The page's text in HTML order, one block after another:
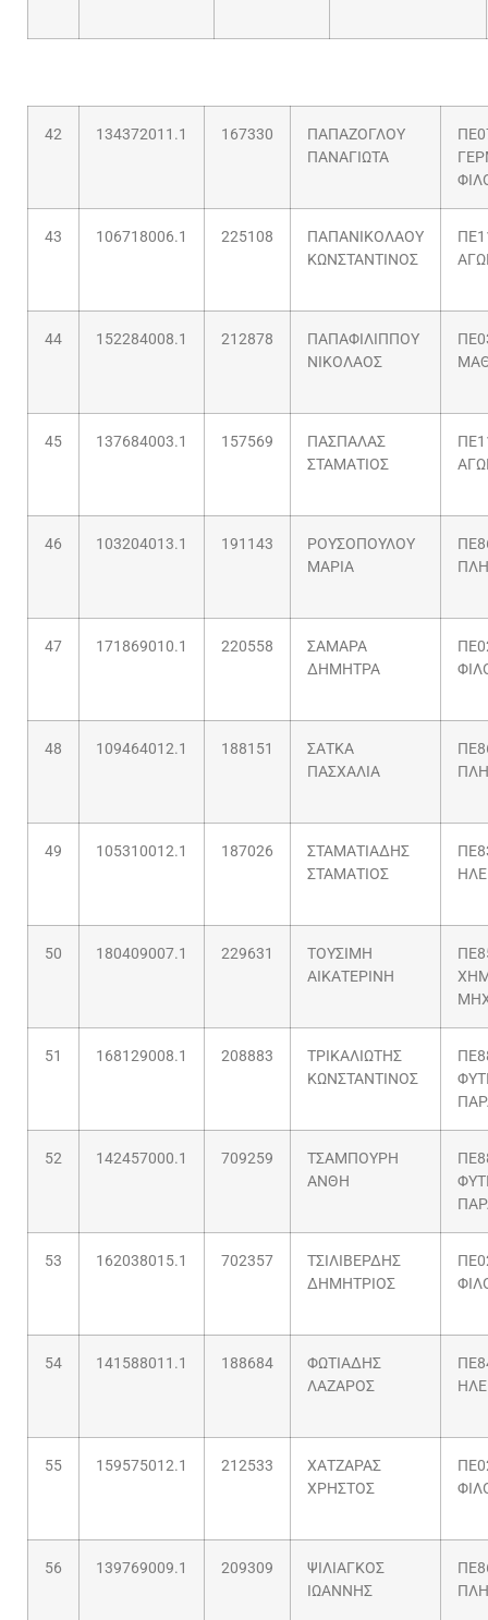
42 134372011.1 167330
ΠΑΠΑΖΟΓΛΟΥ
ΠΑΝΑΓΙΩΤΑ
43 106718006.1 225108
ΠΑΠΑΝΙΚΟΛΑΟΥ
ΚΩΝΣΤΑΝΤΙΝΟΣ
44 152284008.1 212878
ΠΑΠΑΦΙΛΙΠΠΟΥ
ΝΙΚΟΛΑΟΣ
45 137684003.1 157569
ΠΑΣΠΑΛΑΣ
ΣΤΑΜΑΤΙΟΣ
46 103204013.1 191143
ΡΟΥΣΟΠΟΥΛΟΥ
ΜΑΡΙΑ
47 171869010.1 220558
ΣΑΜΑΡΑ
ΔΗΜΗΤΡΑ
48 109464012.1 188151
ΣΑΤΚΑ
ΠΑΣΧΑΛΙΑ
49 105310012.1 187026
ΣΤΑΜΑΤΙΑΔΗΣ
ΣΤΑΜΑΤΙΟΣ
50 180409007.1 229631
ΤΟΥΣΙΜΗ
ΑΙΚΑΤΕΡΙΝΗ
51 168129008.1 208883
ΤΡΙΚΑΛΙΩΤΗΣ
ΚΩΝΣΤΑΝΤΙΝΟΣ
52 142457000.1 709259
ΤΣΑΜΠΟΥΡΗ
ΑΝΘΗ
53 162038015.1 702357
ΤΣΙΛΙΒΕΡΔΗΣ
ΔΗΜΗΤΡΙΟΣ
54 141588011.1 188684
ΦΩΤΙΑΔΗΣ
ΛΑΖΑΡΟΣ
55 159575012.1 212533
ΧΑΤΖΑΡΑΣ
ΧΡΗΣΤΟΣ
56 139769009.1 209309
ΨΙΛΙΑΓΚΟΣ
ΙΩΑΝΝΗΣ